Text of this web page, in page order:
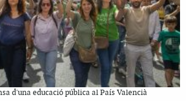
d'una educació pública al País Valencià